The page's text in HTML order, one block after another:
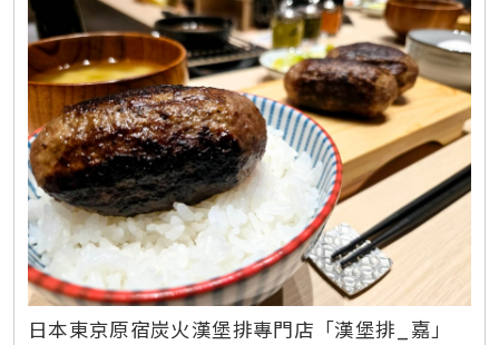
月31日晚上6點 ，更將在大葉高島屋B1
日本東京原宿炭火漢堡排專門店「漢堡排_嘉」